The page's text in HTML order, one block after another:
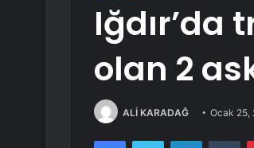
Iğdır’da
olan 2
ALİ KARADAĞ Ocak 25,
FacebookTwitter LinkedIn